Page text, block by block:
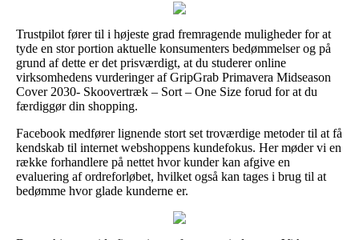
Trustpilot fører til i højeste grad fremragende muligheder for at
tyde en stor portion aktuelle konsumenters bedømmelser og på
grund af dette er det prisværdigt, at du studerer online
virksomhedens vurderinger af GripGrab Primavera Midseason
Cover 2030- Skoovertræk – Sort – One Size forud for at du
færdiggør din shopping.
Facebook medfører lignende stort set troværdige metoder til at få
kendskab til internet webshoppens kundefokus. Her møder vi en
række forhandlere på nettet hvor kunder kan afgive en
evaluering af ordreforløbet, hvilket også kan tages i brug til at
bedømme hvor glade kunderne er.